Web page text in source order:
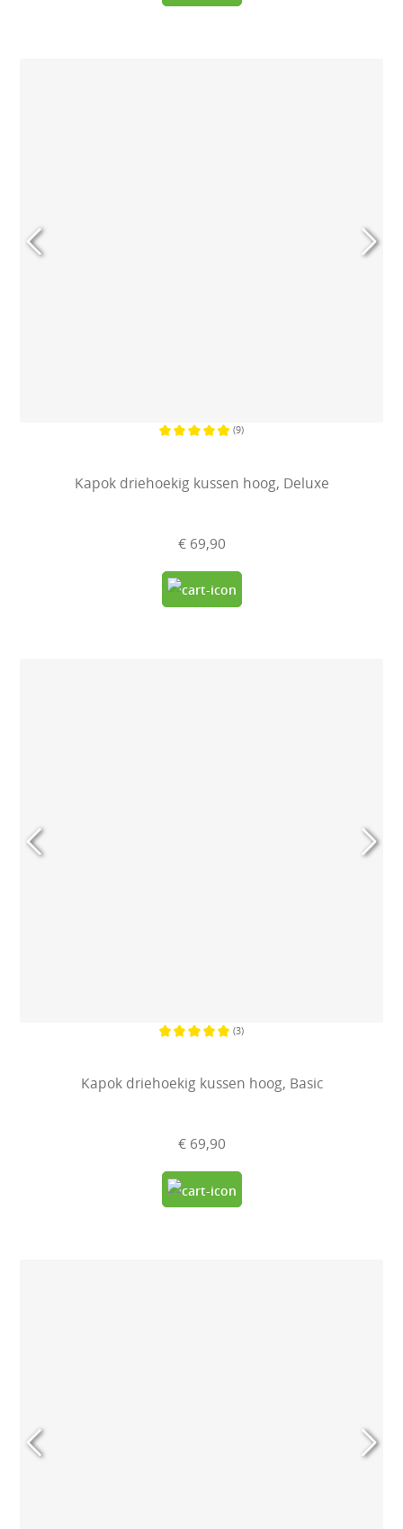
(9)
Kapok driehoekig kussen hoog, Deluxe
€ 69,90
(3)
Kapok driehoekig kussen hoog, Basic
€ 69,90